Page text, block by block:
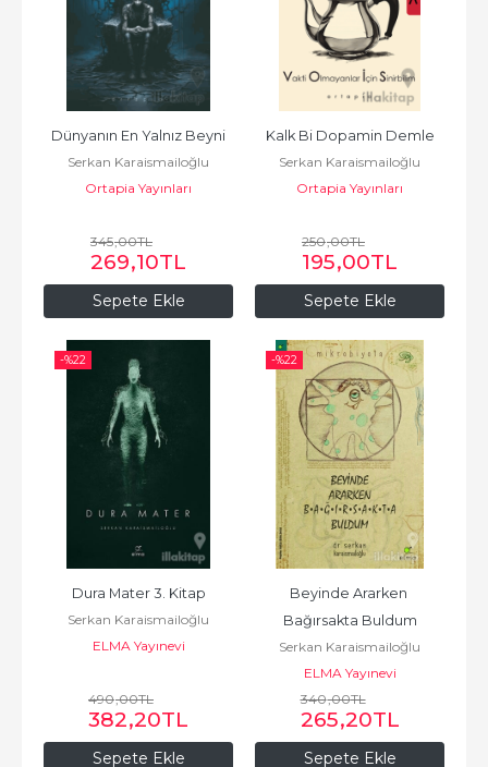
Sepete Ekle
Dünyanın En Yalnız Beyni
Serkan Karaismailoğlu
Ortapia Yayınları
345,00TL
269,10TL
Sepete Ekle
Kalk Bi Dopamin Demle
Serkan Karaismailoğlu
Ortapia Yayınları
250,00TL
195,00TL
-%22
Sepete Ekle
Dura Mater 3. Kitap
Serkan Karaismailoğlu
ELMA Yayınevi
490,00TL
382,20TL
-%22
Sepete Ekle
Beyinde Ararken
Bağırsakta Buldum
Serkan Karaismailoğlu
ELMA Yayınevi
340,00TL
265,20TL